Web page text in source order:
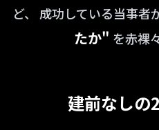
ど、
成功している当事者
たか" を赤裸
建前なしの